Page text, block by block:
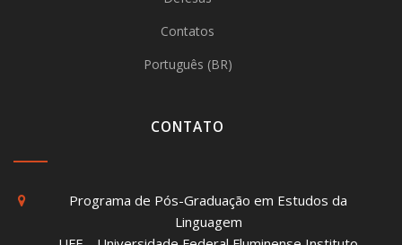
Contatos
Português (BR)
CONTATO
Programa de Pós-Graduação em Estudos da
Linguagem